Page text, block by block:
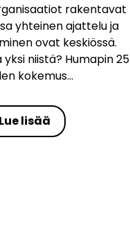
rakentavat
yhteinen ajattelu ja
ovat keskiössä.
niistä? Humapin 25
kokemus...
Lue lisää